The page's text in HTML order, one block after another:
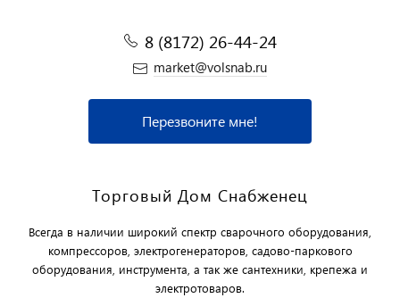
8 (8172) 26-44-24
market@volsnab.ru
Перезвоните мне!
Торговый Дом Снабженец
Всегда в наличии широкий спектр сварочного оборудования,
компрессоров, электрогенераторов, садово-паркового
оборудования, инструмента, а так же сантехники, крепежа и
электротоваров.